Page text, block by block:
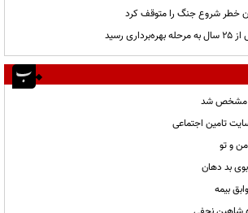
خطر شروع جنگ را متوقف کرد
رسید
مشخص شد
تامین اجتماعی
و تو
بیمه